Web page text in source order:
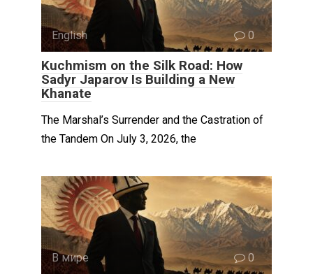
English 0
Kuchmism on the Silk Road: How
Sadyr Japarov Is Building a New
Khanate
The Marshal’s Surrender and the Castration of
the Tandem On July 3, 2026, the
В мире 0